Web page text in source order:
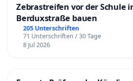
Zebrastreifen vor der Schule
Berduxstraße bauen
205 Unterschriften
71 Unterschriften / 30 Tage
8 Jul 2026